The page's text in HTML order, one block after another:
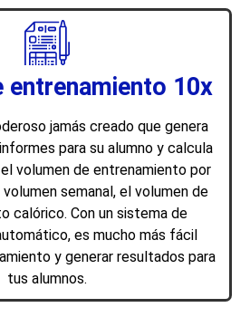
entrenamiento 10x
jamás creado que genera
para su alumno y calcula
volumen de entrenamiento por
semanal, el volumen de
calórico. Con un sistema de
es mucho más fácil
y generar resultados para
tus alumnos.​